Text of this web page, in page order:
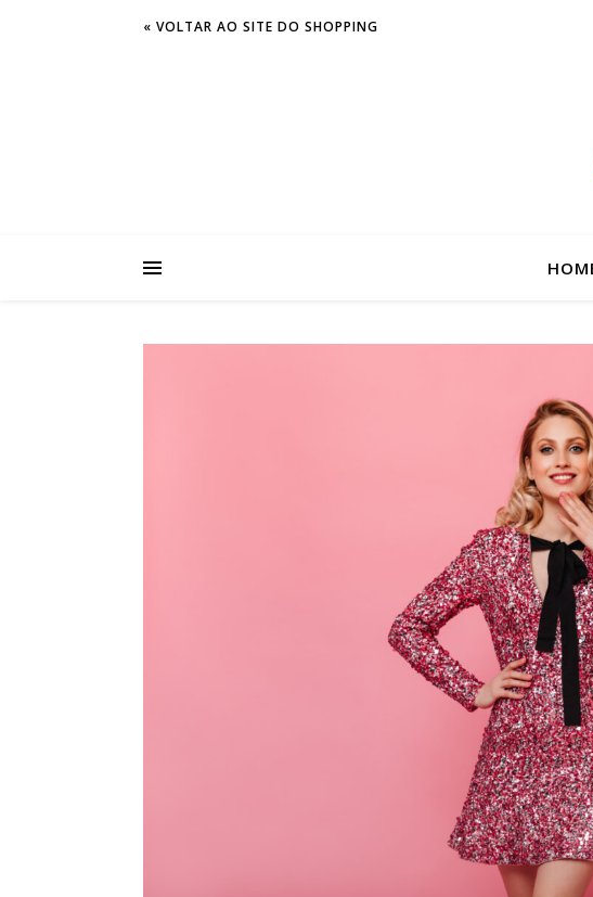
« VOLTAR AO SITE DO SHOPPING